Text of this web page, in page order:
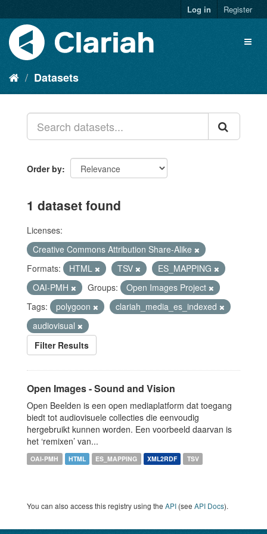
Log in Register
Datasets
Order by
1 dataset found
Licenses:
Creative Commons Attribution Share-Alike
Formats:
HTML TSV
ES_MAPPING
OAI-PMH
Groups:
Open Images Project
Tags:
polygoon
clariah_media_es_indexed
audiovisual
Filter Results
Open Images - Sound and Vision
Open Beelden is een open mediaplatform dat toegang
biedt tot audiovisuele collecties die eenvoudig
hergebruikt kunnen worden. Een voorbeeld daarvan is
het ‘remixen’ van...
OAI-PMH HTML ES_MAPPING XML2RDF TSV
You can also access this registry using the API (see API Docs).